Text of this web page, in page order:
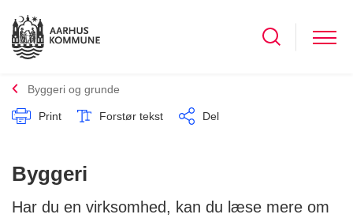
Byggeri og grunde
Print Forstør tekst Del
Byggeri
Har du en virksomhed, kan du læse mere om